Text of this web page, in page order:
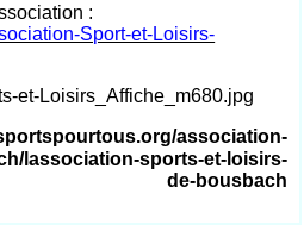
:
Sport-et-Loisirs-
association-
lassociation-sports-et-loisirs-
de-bousbach